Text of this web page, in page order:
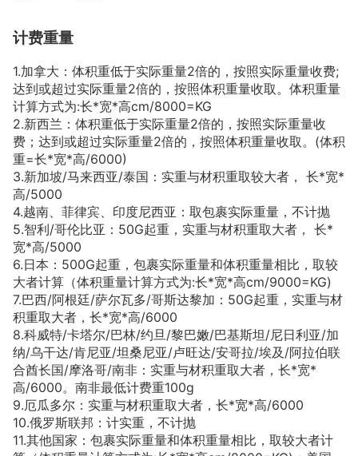
计费重量
1.加拿大：体积重低于实际重量2倍的，按照实际重量收费;
达到或超过实际重量2倍的，按照体积重量收取。体积重量
计算方式为:长*宽*高cm/8000=KG
2.新西兰：体积重低于实际重量2倍的，按照实际重量收
费；达到或超过实际重量2倍的，按照体积重量收取。(体积
重=长*宽*高/6000)
3.新加坡/马来西亚/泰国：实重与材积重取较大者， 长*宽*
高/5000
4.越南、菲律宾、印度尼西亚：取包裹实际重量，不计抛
5.智利/哥伦比亚：50G起重，实重与材积重取大者， 长*
宽*高/5000
6.日本：500G起重，包裹实际重量和体积重量相比，取较
大者计算（体积重量计算方式为:长*宽*高cm/9000=KG)
7.巴西/阿根廷/萨尔瓦多/哥斯达黎加：50G起重，实重与材
积重取大者，长*宽*高/6000
8.科威特/卡塔尔/巴林/约旦/黎巴嫩/巴基斯坦/尼日利亚/加
纳/乌干达/肯尼亚/坦桑尼亚/卢旺达/安哥拉/埃及/阿拉伯联
合酋长国/摩洛哥/南非：实重与材积重取大者，长*宽*
高/6000。南非最低计费重100g
9.厄瓜多尔：实重与材积重取大者，长*宽*高/6000
10.俄罗斯联邦：计实重，不计抛
11.其他国家：包裹实际重量和体积重量相比，取较大者计